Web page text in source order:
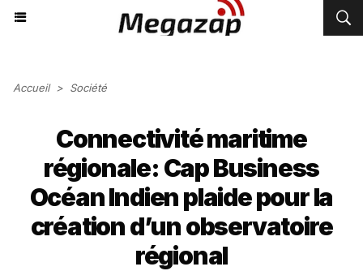
Accueil > Société
Connectivité maritime
régionale: Cap Business
Océan Indien plaide pour la
création d’un observatoire
régional